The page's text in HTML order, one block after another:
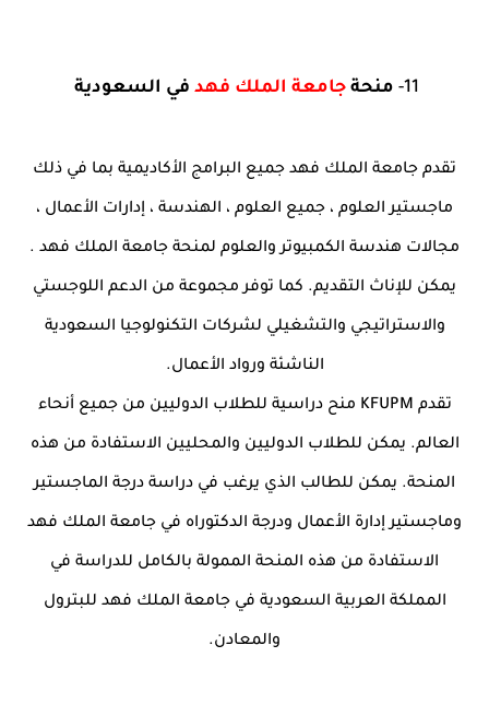
11- منحة جامعة الملك فهد في السعودية
تقدم جامعة الملك فهد جميع البرامج الأكاديمية بما في ذلك
ماجستير العلوم ، جميع العلوم ، الهندسة ، إدارات الأعمال ،
مجالات هندسة الكمبيوتر والعلوم لمنحة جامعة الملك فهد .
يمكن للإناث التقديم. كما توفر مجموعة من الدعم اللوجستي
والاستراتيجي والتشغيلي لشركات التكنولوجيا السعودية
الناشئة ورواد الأعمال.
تقدم KFUPM منح دراسية للطلاب الدوليين من جميع أنحاء
العالم. يمكن للطلاب الدوليين والمحليين الاستفادة من هذه
المنحة. يمكن للطالب الذي يرغب في دراسة درجة الماجستير
وماجستير إدارة الأعمال ودرجة الدكتوراه في جامعة الملك فهد
الاستفادة من هذه المنحة الممولة بالكامل للدراسة في
المملكة العربية السعودية في جامعة الملك فهد للبترول
والمعادن.